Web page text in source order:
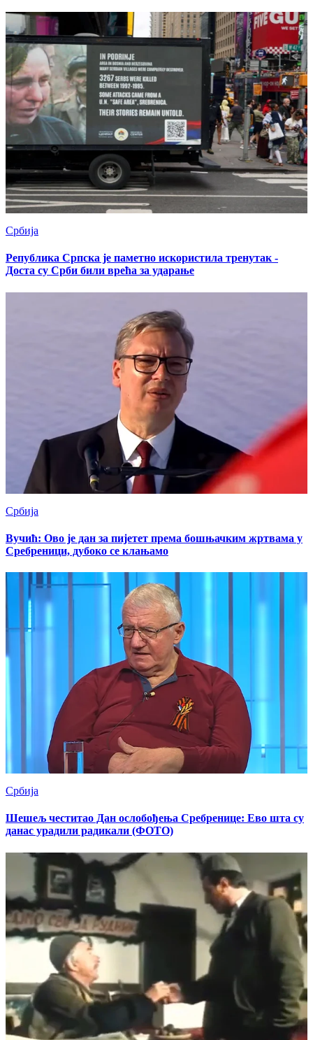
Србија
Република Српска је паметно искористила тренутак -
Доста су Срби били врећа за ударање
Србија
Вучић: Ово је дан за пијетет према бошњачким жртвама у
Сребреници, дубоко се клањамо
Србија
Шешељ честитао Дан ослобођења Сребренице: Ево шта су
данас урадили радикали (ФОТО)